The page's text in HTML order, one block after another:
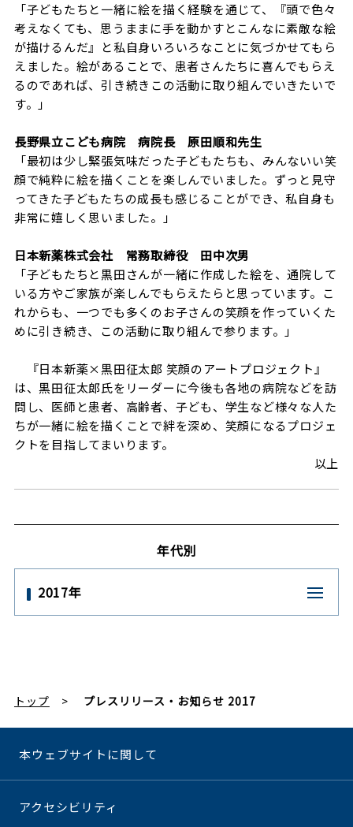
「子どもたちと一緒に絵を描く経験を通じて、『頭で色々
考えなくても、思うままに手を動かすとこんなに素敵な絵
が描けるんだ』と私自身いろいろなことに気づかせてもら
えました。絵があることで、患者さんたちに喜んでもらえ
るのであれば、引き続きこの活動に取り組んでいきたいで
す。」
長野県立こども病院 病院長 原田順和先生
「最初は少し緊張気味だった子どもたちも、みんないい笑
顔で純粋に絵を描くことを楽しんでいました。ずっと見守
ってきた子どもたちの成長も感じることができ、私自身も
非常に嬉しく思いました。」
日本新薬株式会社 常務取締役 田中次男
「子どもたちと黒田さんが一緒に作成した絵を、通院して
いる方やご家族が楽しんでもらえたらと思っています。こ
れからも、一つでも多くのお子さんの笑顔を作っていくた
めに引き続き、この活動に取り組んで参ります。」
『日本新薬×黒田征太郎 笑顔のアートプロジェクト』
は、黒田征太郎氏をリーダーに今後も各地の病院などを訪
問し、医師と患者、高齢者、子ども、学生など様々な人た
ちが一緒に絵を描くことで絆を深め、笑顔になるプロジェ
クトを目指してまいります。
以上
年代別
2017年
トップ プレスリリース・お知らせ 2017
本ウェブサイトに関して
アクセシビリティ